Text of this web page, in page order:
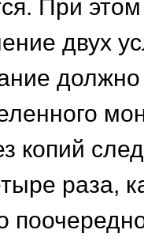
При
двух
копий
раза,